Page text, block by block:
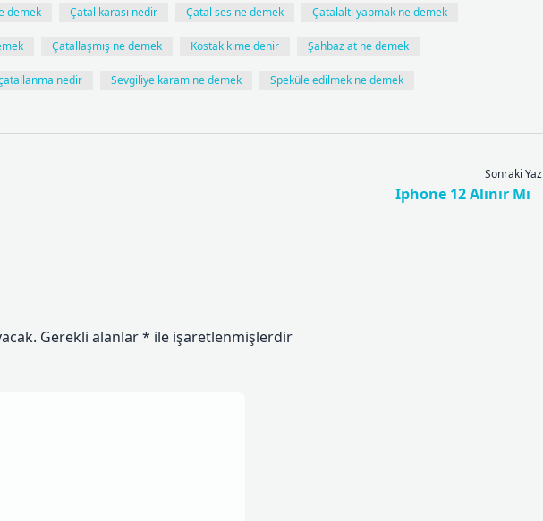
demek Çatal karası nedir Çatal ses ne demek Çatalaltı yapmak ne demek
Çatallaşmış ne demek Kostak kime denir Şahbaz at ne demek
nedir Sevgiliye karam ne demek Speküle edilmek ne demek
Sonraki
Iphone 12 Alınır Mı
Gerekli alanlar* ile işaretlenmişlerdir